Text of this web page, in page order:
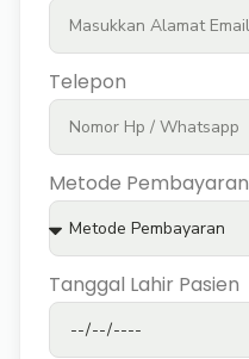
Telepon
Metode Pembayaran
Tanggal Lahir Pasien